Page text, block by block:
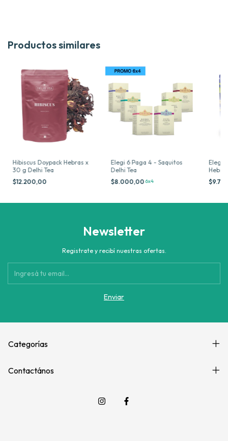
Productos similares
Hibiscus Doypack Hebras x
30 g Delhi Tea
$12.200,00
Elegi 6 Paga 4 - Saquitos
Delhi Tea
$8.000,006x4
Elegi
Newsletter
Registrate y recibí nuestras ofertas.
Categorías
Contactános